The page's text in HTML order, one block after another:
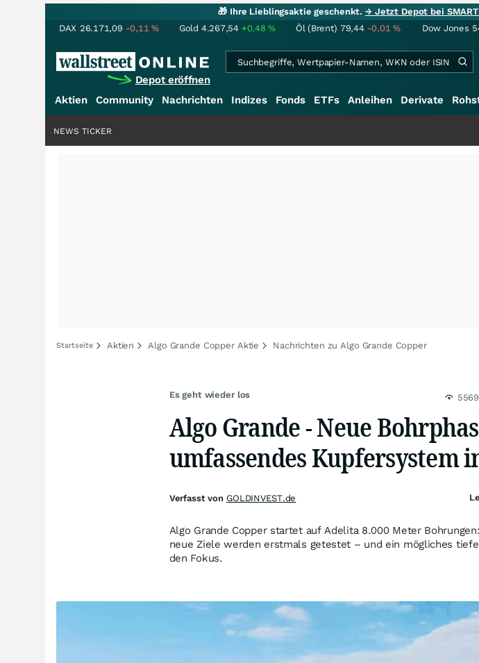
🎁 Ihre Lieblingsaktie geschenkt.→ Jetzt Depot bei
DAX 26.171,09 -0,11% Gold 4.267,54 +0,48% Öl (Brent) 79,44 -0,01% Dow Jones
Depot eröffnen
Aktien Community Nachrichten Indizes Fonds ETFs Anleihen Derivate
NEWS TICKER
Startseite Aktien Algo Grande Copper Aktie Nachrichten zu Algo Grande Copper
Es geht wieder los 5569
Algo Grande - Neue
umfassendes Kupfersystem
Algo Grande Copper startet auf Adelita 8.000 Meter
neue Ziele werden erstmals getestet – und ein mögliches
den Fokus.
Verfasst von GOLDINVEST.de